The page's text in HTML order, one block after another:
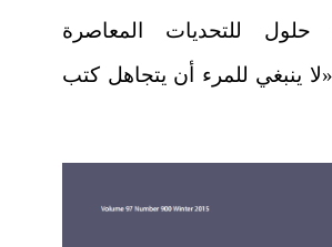
للتحديات المعاصرة
ينبغي للمرء أن يتجاهل كتب